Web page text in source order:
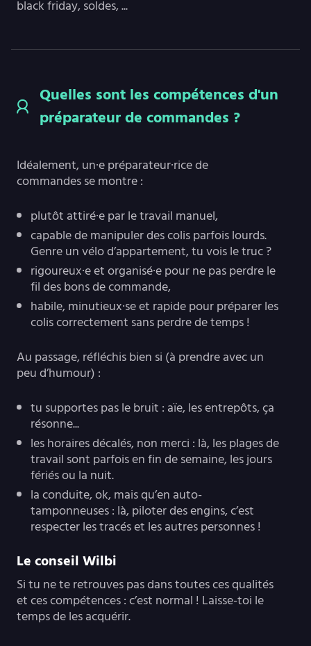
black friday, soldes, ...
Quelles sont les compétences d'un
préparateur de commandes ?
Idéalement, un·e préparateur·rice de
commandes se montre :
plutôt attiré·e par le travail manuel,
capable de manipuler des colis parfois lourds.
Genre un vélo d’appartement, tu vois le truc ?
rigoureux·e et organisé·e pour ne pas perdre le
fil des bons de commande,
habile, minutieux·se et rapide pour préparer les
colis correctement sans perdre de temps !
Au passage, réfléchis bien si (à prendre avec un
peu d’humour) :
tu supportes pas le bruit : aïe, les entrepôts, ça
résonne...
les horaires décalés, non merci : là, les plages de
travail sont parfois en fin de semaine, les jours
fériés ou la nuit.
la conduite, ok, mais qu’en auto-
tamponneuses : là, piloter des engins, c’est
respecter les tracés et les autres personnes !
Le conseil Wilbi
Si tu ne te retrouves pas dans toutes ces qualités
et ces compétences : c’est normal ! Laisse-toi le
temps de les acquérir.